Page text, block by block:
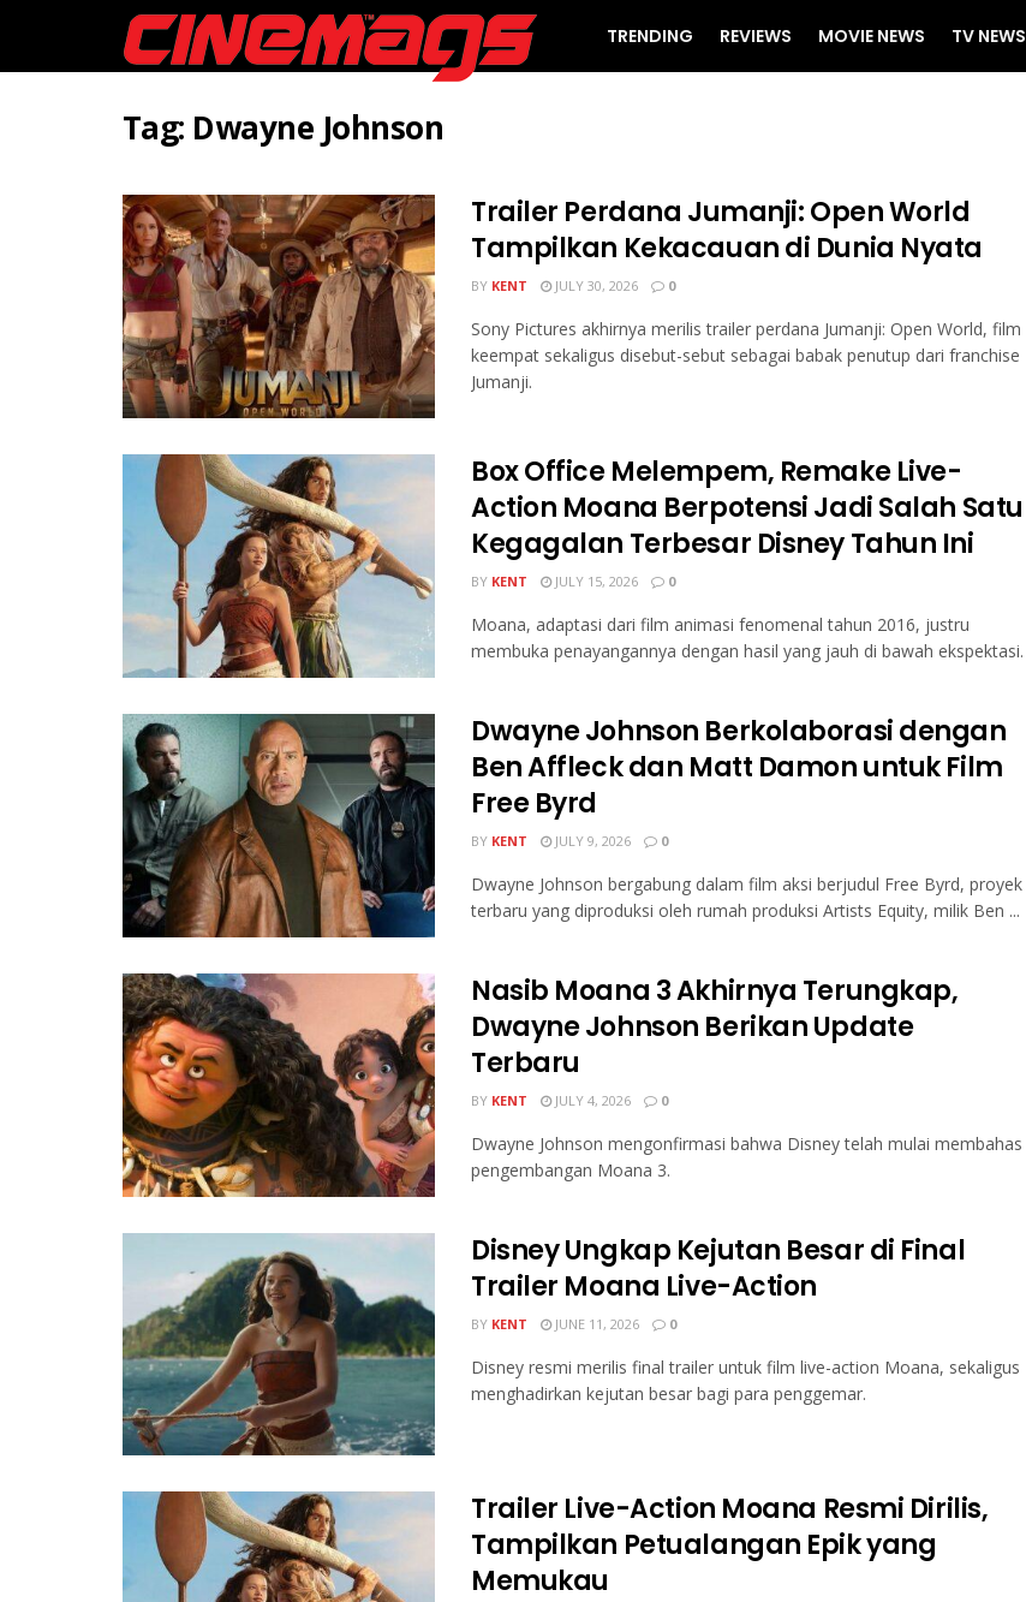
TRENDING REVIEWS MOVIE NEWS TV NEWS
Tag: Dwayne Johnson
Trailer Perdana Jumanji: Open World
Tampilkan Kekacauan di Dunia Nyata
BY KENT JULY 30, 2026 0
Sony Pictures akhirnya merilis trailer perdana Jumanji: Open World, film
keempat sekaligus disebut-sebut sebagai babak penutup dari franchise
Jumanji.
Box Office Melempem, Remake Live-
Action Moana Berpotensi Jadi Salah Satu
Kegagalan Terbesar Disney Tahun Ini
BY KENT JULY 15, 2026 0
Moana, adaptasi dari film animasi fenomenal tahun 2016, justru
membuka penayangannya dengan hasil yang jauh di bawah ekspektasi.
Dwayne Johnson Berkolaborasi dengan
Ben Affleck dan Matt Damon untuk Film
Free Byrd
BY KENT JULY 9, 2026 0
Dwayne Johnson bergabung dalam film aksi berjudul Free Byrd, proyek
terbaru yang diproduksi oleh rumah produksi Artists Equity, milik Ben ...
Nasib Moana 3 Akhirnya Terungkap,
Dwayne Johnson Berikan Update
Terbaru
BY KENT JULY 4, 2026 0
Dwayne Johnson mengonfirmasi bahwa Disney telah mulai membahas
pengembangan Moana 3.
Disney Ungkap Kejutan Besar di Final
Trailer Moana Live-Action
BY KENT JUNE 11, 2026 0
Disney resmi merilis final trailer untuk film live-action Moana, sekaligus
menghadirkan kejutan besar bagi para penggemar.
Trailer Live-Action Moana Resmi Dirilis,
Tampilkan Petualangan Epik yang
Memukau